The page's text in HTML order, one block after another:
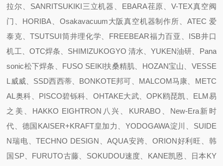
拉尔、SANRITSUKIKI三立机器、EBARA荏原、V-TEX真空阀
门、HORIBA、Osakavacuum大阪真空机器制作所、ATEC 爱
泰克、TSUTSUI筒井理化学、FREEBEAR福力百亚、ISB井口
机工、OTC焊条、SHIMIZUKOGYO 清水、YUKEN油研、Pana
sonic松下焊条、FUSO SEIKI扶桑精肌、HOZAN宝山、VESSE
L威威、SSD西西蒂、BONKOTE邦可、MALCOM马康、METC
AL奥科、PISCO碧铄科、OHTAKE大武、OPK鸥琵凯、ELM易
之美、HAKKO EIGHTRON八兴、KURABO、New-Era新时
代、德国KAISER+KRAFT皇加力、YODOGAWA淀川、SUIDE
N瑞电、TECHNO DESIGN、AQUA安跨、ORION好利旺、韩
国SP、FURUTO古藤、SOKUDOU速度、KANE凯恩、日本KY